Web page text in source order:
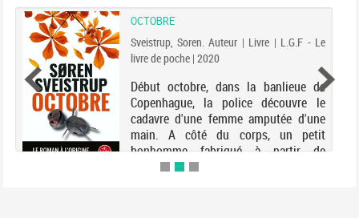
OCTOBRE
Sveistrup, Soren. Auteur | Livre | L.G.F - Le
livre de poche | 2020
Début octobre, dans la banlieue de
Copenhague, la police découvre le
cadavre d'une femme amputée d'une
main. A côté du corps, un petit
bonhomme fabriqué à partir de
marrons et d'allumettes. Chargés de